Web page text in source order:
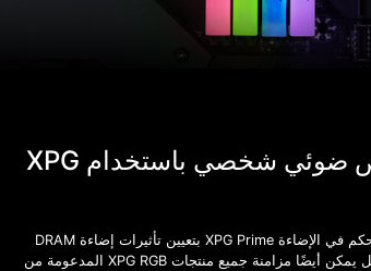
إنشاء عرض ضوئي شخصي باستخدام XPG
لا يسمح برنامج التحكم في الإضاءة XPG Prime بتعيين تأثيرات إضاءة DRAM
الفريدة فحسب، بل يمكن أيضًا مزامنة جميع منتجات XPG RGB المدعومة من